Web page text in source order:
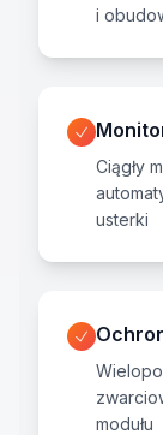
i
Ciągły
usterki
modułu